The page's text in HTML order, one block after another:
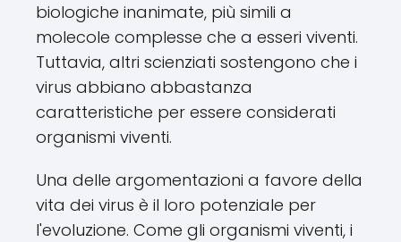
biologiche inanimate, più simili a
molecole complesse che a esseri viventi.
Tuttavia, altri scienziati sostengono che i
virus abbiano abbastanza
caratteristiche per essere considerati
organismi viventi.
Una delle argomentazioni a favore della
vita dei virus è il loro potenziale per
l'evoluzione. Come gli organismi viventi, i